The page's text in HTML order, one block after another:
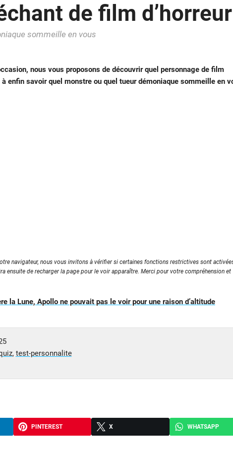
de film
sommeille en vous
nous vous proposons de découvrir quel personnage de film
enfin savoir quel monstre ou quel tueur démoniaque sommeille en
navigateur, nous vous invitons à vérifier si certaines fonctions restrictives sont
ensuite de recharger la page pour le voir apparaître. Merci pour votre compréhension et
la Lune, Apollo ne pouvait pas le voir pour une raison d’altitude
, test-personnalite
PINTEREST X WHATSAPP